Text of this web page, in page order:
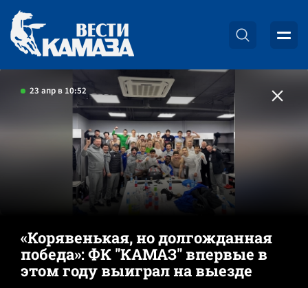
23 апр в 10:52
«Корявенькая, но долгожданная
победа»: ФК "КАМАЗ" впервые в
этом году выиграл на выезде